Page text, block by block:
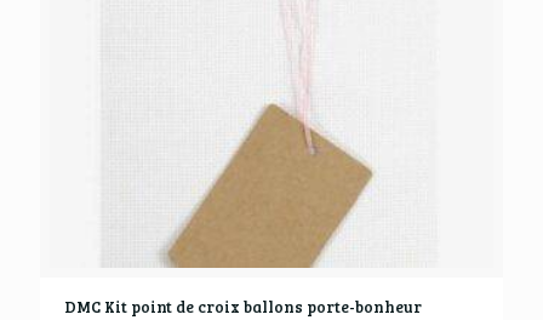
DMC Kit point de croix ballons porte-bonheur